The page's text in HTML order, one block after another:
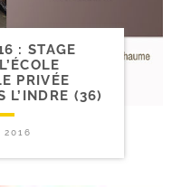
: STAGE
PRIVÉE
L’INDRE (36)